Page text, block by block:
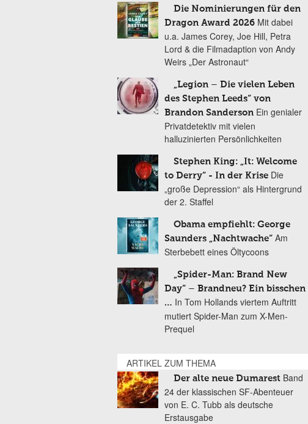
Die Nominierungen für den
Dragon Award 2026 Mit dabei
u.a. James Corey, Joe Hill, Petra
Lord & die Filmadaption von Andy
Weirs „Der Astronaut“
„Legion – Die vielen Leben
des Stephen Leeds“ von
Brandon Sanderson Ein genialer
Privatdetektiv mit vielen
halluzinierten Persönlichkeiten
Stephen King: „It: Welcome
to Derry“ - In der Krise Die
„große Depression“ als Hintergrund
der 2. Staffel
Obama empfiehlt: George
Saunders „Nachtwache“ Am
Sterbebett eines Öltycoons
„Spider-Man: Brand New
Day“ – Brandneu? Ein bisschen
… In Tom Hollands viertem Auftritt
mutiert Spider-Man zum X-Men-
Prequel
ARTIKEL ZUM THEMA
Der alte neue Dumarest Band
24 der klassischen SF-Abenteuer
von E. C. Tubb als deutsche
Erstausgabe